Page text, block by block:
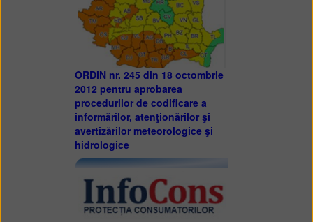
ORDIN nr. 245 din 18 octombrie
2012 pentru aprobarea
procedurilor de codificare a
informărilor, atenţionărilor şi
avertizărilor meteorologice şi
hidrologice